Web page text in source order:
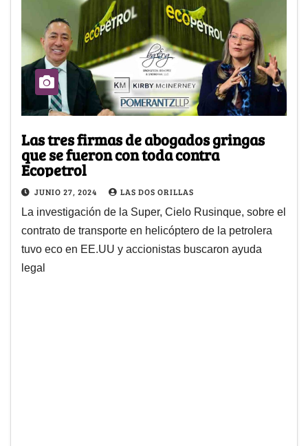
Las tres firmas de abogados gringas
que se fueron con toda contra
Ecopetrol
JUNIO 27, 2024 LAS DOS ORILLAS
La investigación de la Super, Cielo Rusinque, sobre el
contrato de transporte en helicóptero de la petrolera
tuvo eco en EE.UU y accionistas buscaron ayuda
legal